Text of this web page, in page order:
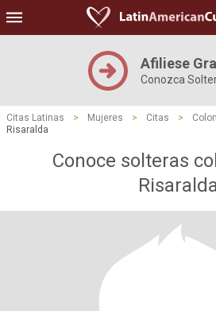
Afiliese
Conozca
Citas Latinas > Mujeres > Citas >
Risaralda
Conoce solteras